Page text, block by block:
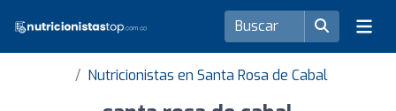
Nutricionistas en Santa Rosa de Cabal